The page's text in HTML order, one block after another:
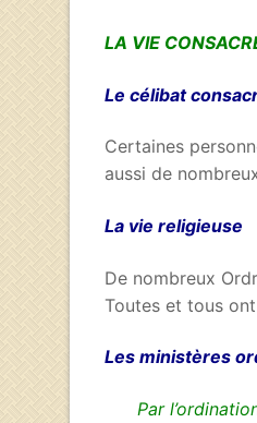
LA VIE
Le célibat
Certaines
aussi de
La vie religieuse
De nombreux
Toutes et tous
Les ministères
Par